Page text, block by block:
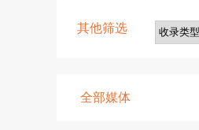
其他筛选
全部媒体